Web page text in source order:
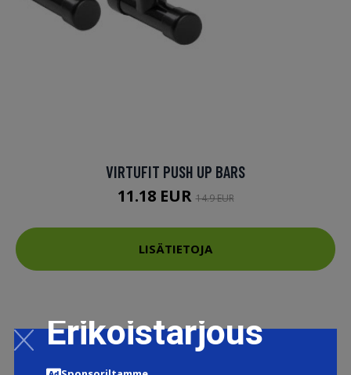
VIRTUFIT PUSH UP BARS
11.18 EUR14.9 EUR
LISÄTIETOJA
Erikoistarjous